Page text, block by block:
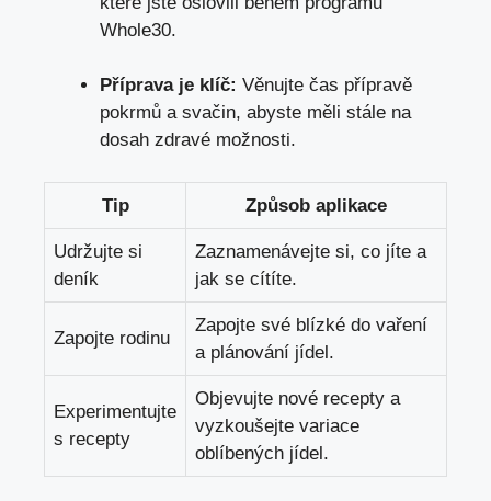
Whole30.
Příprava je klíč: Věnujte čas přípravě
pokrmů a svačin, abyste měli stále na
dosah zdravé možnosti.
Tip Způsob aplikace
Udržujte si
deník
Zaznamenávejte si, co jíte a
jak se cítíte.
Zapojte rodinu
Zapojte své blízké do vaření
a plánování jídel.
Experimentujte
s recepty
Objevujte nové recepty a
vyzkoušejte variace
oblíbených jídel.